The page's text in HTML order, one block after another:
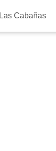
Las Cabañas